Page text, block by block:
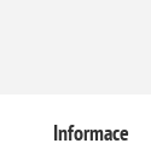
Informace